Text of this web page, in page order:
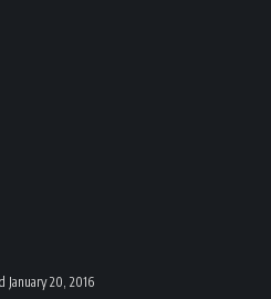
January 20, 2016